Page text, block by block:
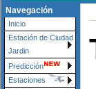
Navegación
Inicio
Estación de Ciudad
Jardin
Predicción
Estaciones